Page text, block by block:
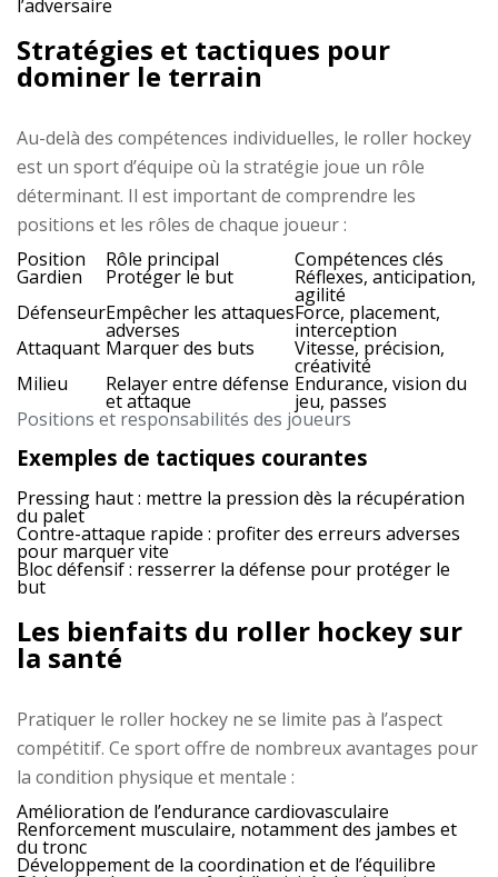
l’adversaire
Stratégies et tactiques pour
dominer le terrain
Au-delà des compétences individuelles, le roller hockey
est un sport d’équipe où la stratégie joue un rôle
déterminant. Il est important de comprendre les
positions et les rôles de chaque joueur :
Positions et responsabilités des joueurs
Position Rôle principal Compétences clés
Gardien Protéger le but Réflexes, anticipation,
agilité
DéfenseurEmpêcher les attaques
adverses
Force, placement,
interception
Attaquant Marquer des buts Vitesse, précision,
créativité
Milieu Relayer entre défense
et attaque
Endurance, vision du
jeu, passes
Exemples de tactiques courantes
Pressing haut : mettre la pression dès la récupération
du palet
Contre-attaque rapide : profiter des erreurs adverses
pour marquer vite
Bloc défensif : resserrer la défense pour protéger le
but
Les bienfaits du roller hockey sur
la santé
Pratiquer le roller hockey ne se limite pas à l’aspect
compétitif. Ce sport offre de nombreux avantages pour
la condition physique et mentale :
Amélioration de l’endurance cardiovasculaire
Renforcement musculaire, notamment des jambes et
du tronc
Développement de la coordination et de l’équilibre